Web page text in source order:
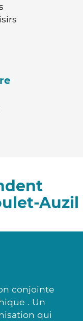
Auzil
conjointe
. Un
qui